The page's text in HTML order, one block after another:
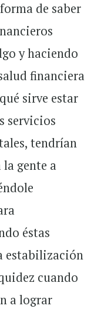
de saber
y haciendo
financiera
sirve estar
servicios
tendrían
gente a
éstas
estabilización
cuando
a lograr